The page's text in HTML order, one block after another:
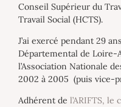
Conseil Supérieur du
Travail Social (HCTS).
J’ai exercé pendant 29
Départemental de Loire-
l’Association Nationale
2002 à 2005 (puis vice-
Adhérent de l’ARIFTS,